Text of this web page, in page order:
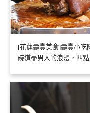
[花蓮壽豐美食]壽豐小吃
碗道盡男人的浪漫，四